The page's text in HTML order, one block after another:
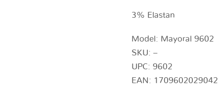
3% Elastan
Model: Mayoral 9602
SKU: –
UPC: 9602
EAN: 1709602029042